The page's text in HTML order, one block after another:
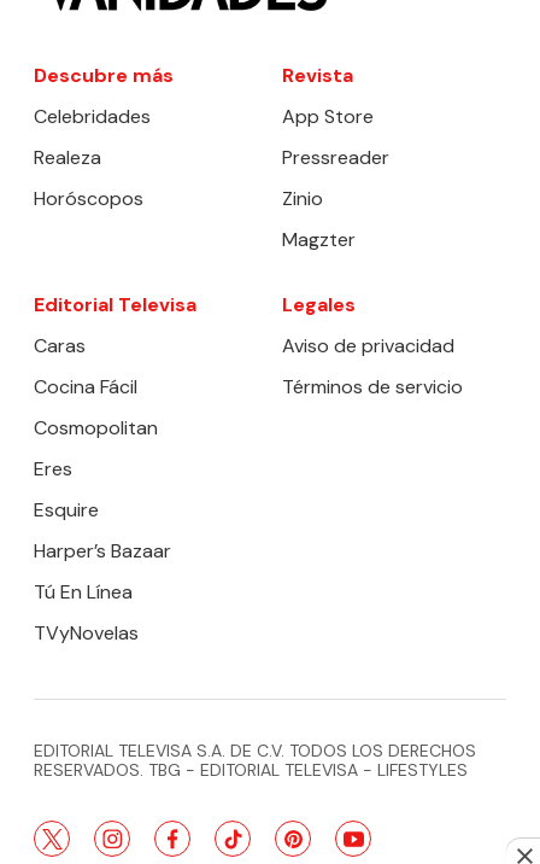
Descubre más
Celebridades
Realeza
Horóscopos
Revista
App Store
Pressreader
Zinio
Magzter
Editorial Televisa
Caras
Cocina Fácil
Cosmopolitan
Eres
Esquire
Harper’s Bazaar
Tú En Línea
TVyNovelas
Legales
Aviso de privacidad
Términos de servicio
EDITORIAL TELEVISA S.A. DE C.V. TODOS LOS DERECHOS
RESERVADOS. TBG - EDITORIAL TELEVISA - LIFESTYLES
twitterinstagramfacebooktiktokpinterestyoutube